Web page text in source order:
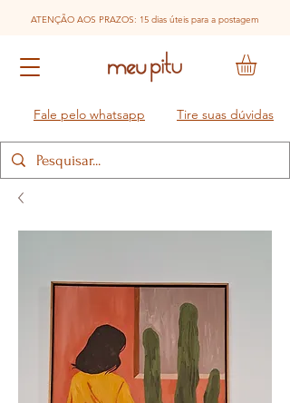
ATENÇÃO AOS PRAZOS: 15 dias úteis para a postagem
Fale pelo whatsapp Tire suas dúvidas